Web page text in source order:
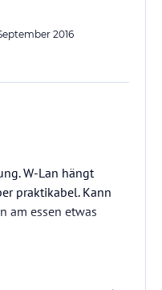
2016
W-Lan hängt
praktikabel. Kann
am essen etwas